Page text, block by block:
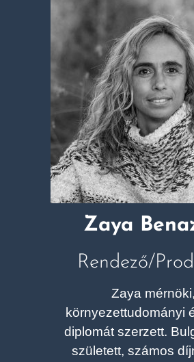
Zaya
Rendező/
Zaya mérnöki,
környezettudományi
diplomát szerzett.
született, számos